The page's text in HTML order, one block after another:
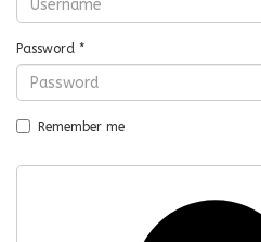
Password *
Remember me